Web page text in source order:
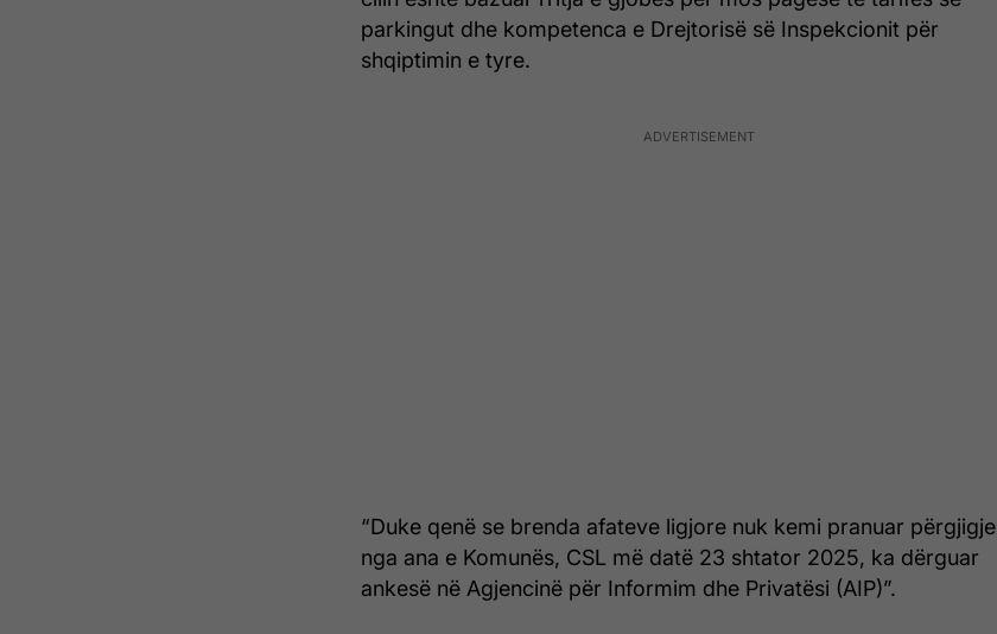
parkingut dhe kompetenca e Drejtorisë së Inspekcionit për
shqiptimin e tyre.
“Duke qenë se brenda afateve ligjore nuk kemi pranuar përgjigje
nga ana e Komunës, CSL më datë 23 shtator 2025, ka dërguar
ankesë në Agjencinë për Informim dhe Privatësi (AIP)”.